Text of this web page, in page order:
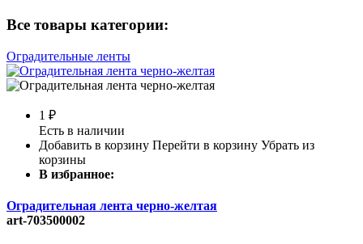
Все товары категории:
Оградительные ленты
1 ₽
Есть в наличии
Добавить в корзину Перейти в корзину Убрать из
корзины
В избранное:
Оградительная лента черно-желтая
art-703500002